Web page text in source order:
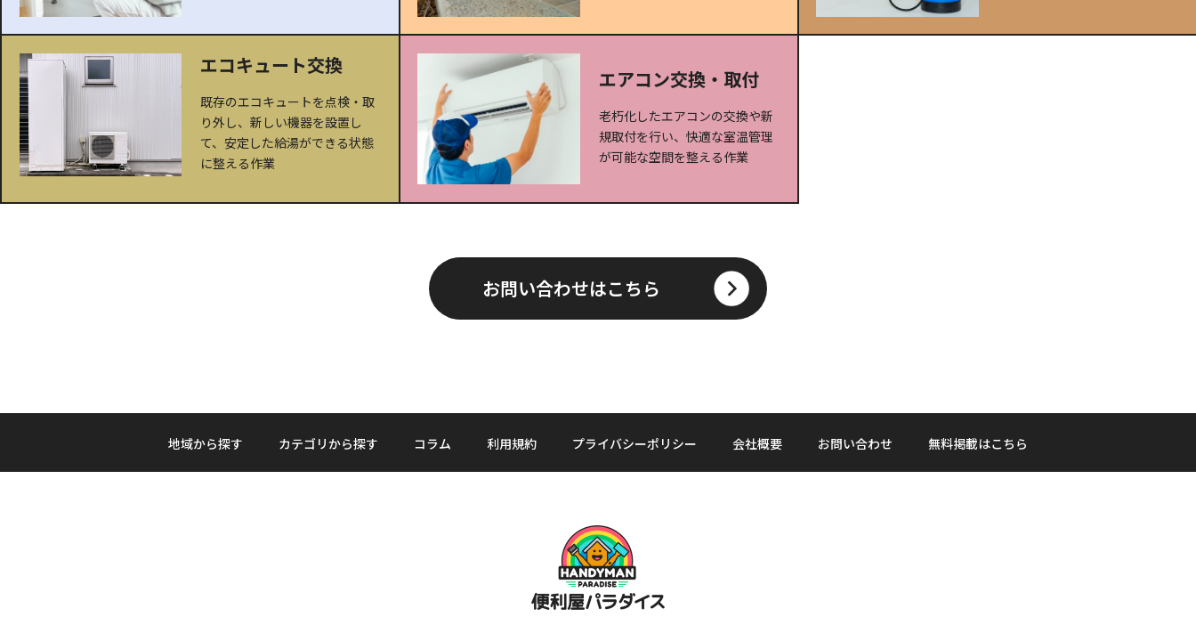
エコキュート交換
既存のエコキュートを点検・取
り外し、新しい機器を設置し
て、安定した給湯ができる状態
に整える作業
エアコン交換・取付
老朽化したエアコンの交換や新
規取付を行い、快適な室温管理
が可能な空間を整える作業
お問い合わせはこちら
地域から探す カテゴリから探す コラム 利用規約 プライバシーポリシー 会社概要 お問い合わせ 無料掲載はこちら